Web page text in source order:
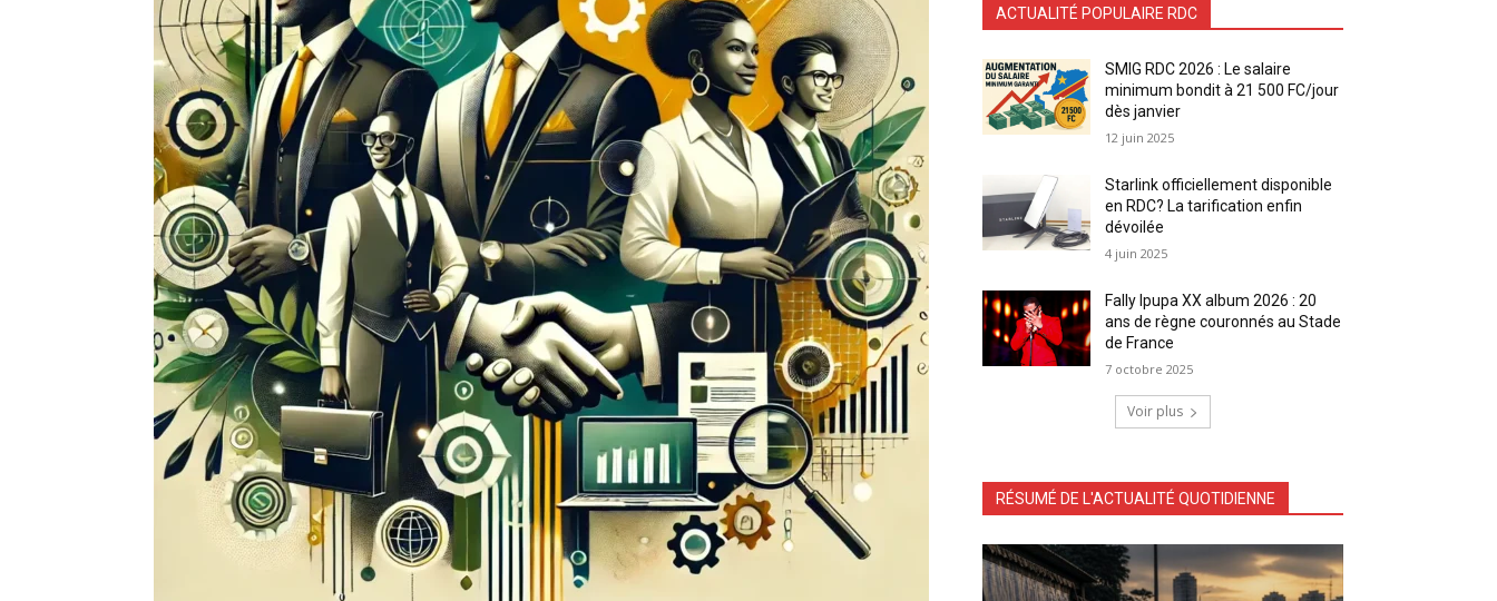
ACTUALITÉ POPULAIRE RDC
SMIG RDC 2026 : Le salaire
minimum bondit à 21 500 FC/jour
dès janvier
12 juin 2025
Starlink officiellement disponible
en RDC? La tarification enfin
dévoilée
4 juin 2025
Fally Ipupa XX album 2026 : 20
ans de règne couronnés au Stade
de France
7 octobre 2025
Voir plus
RÉSUMÉ DE L'ACTUALITÉ QUOTIDIENNE